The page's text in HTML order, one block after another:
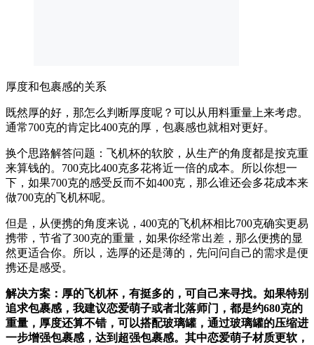
厚度和包裹感的关系
既然厚的好，那怎么判断厚度呢？可以从用料重量上来考虑。
通常700克的肯定比400克的厚，包裹感也就相对更好。
换个思路解答问题：飞机杯的软胶，从生产的角度都是按克重
来算钱的。700克比400克多花将近一倍的成本。所以你想一
下，如果700克的感受反而不如400克，那么谁还会多花成本来
做700克的飞机杯呢。
但是，从便携的角度来说，400克的飞机杯相比700克确实更易
携带，节省了300克的重量，如果你经常出差，那么便携的显
然更适合你。所以，选厚的还是薄的，先问问自己的需求是便
携还是感受。
解决方案：厚的飞机杯，有挺多的，可自己来寻找。如果特别
追求包裹感，我建议恋爱萌子或者北落师门，都是约680克的
重量，厚度还算不错，可以搭配玻璃罐，通过玻璃罐的压缩进
一步增强包裹感，达到超强包裹感。其中恋爱萌子材质更软，